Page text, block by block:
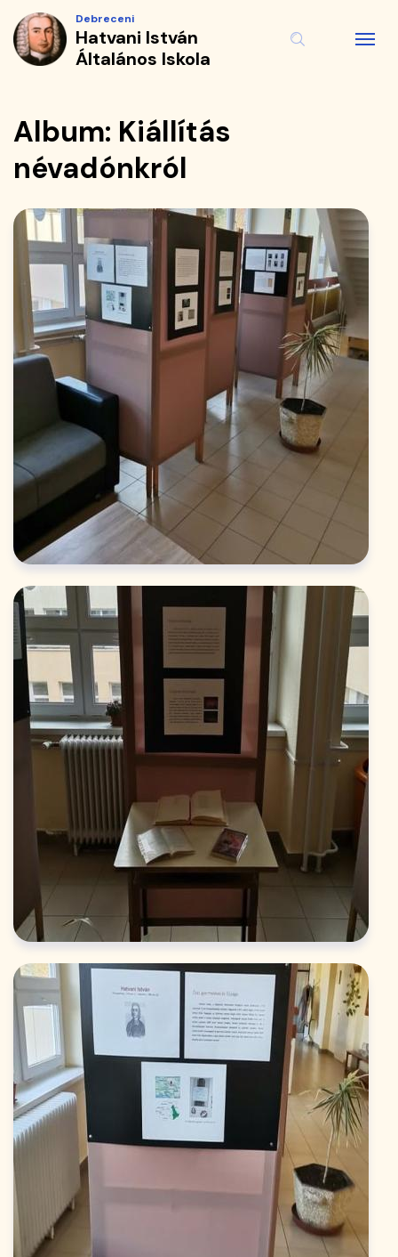
Album
István
Általános
Iskola
Ugrás
tartalomra
Debreceni
Hatvani István
Általános Iskola
Album: Kiállítás
névadónkról